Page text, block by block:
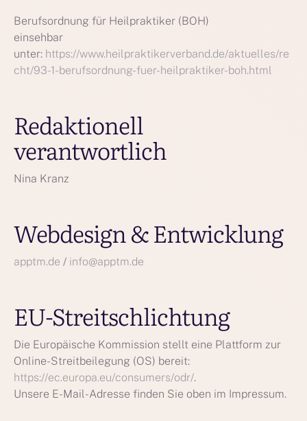
Berufsordnung für Heilpraktiker (BOH)
einsehbar
unter: https://www.heilpraktikerverband.de/aktuelles/re
cht/93-1-berufsordnung-fuer-heilpraktiker-boh.html
Redaktionell
verantwortlich
Nina Kranz
Webdesign & Entwicklung
apptm.de / info@apptm.de
EU-Streitschlichtung
Die Europäische Kommission stellt eine Plattform zur
Online-Streitbeilegung (OS) bereit:
https://ec.europa.eu/consumers/odr/.
Unsere E-Mail-Adresse finden Sie oben im Impressum.